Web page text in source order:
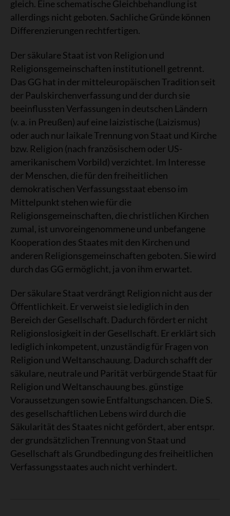
gleich. Eine schematische Gleichbehandlung ist
allerdings nicht geboten. Sachliche Gründe können
Differenzierungen rechtfertigen.
Der säkulare Staat ist von Religion und
Religionsgemeinschaften institutionell getrennt.
Das GG hat in der mitteleuropäischen Tradition seit
der Paulskirchenverfassung und der durch sie
beeinflussten Verfassungen in deutschen Ländern
(v. a. in Preußen) auf eine laizistische (Laizismus)
oder auch nur laikale Trennung von Staat und Kirche
bzw. Religion (nach französischem oder US-
amerikanischem Vorbild) verzichtet. Im Interesse
der Menschen, die für den freiheitlichen
demokratischen Verfassungsstaat ebenso im
Mittelpunkt stehen wie für die
Religionsgemeinschaften, die christlichen Kirchen
zumal, ist unvoreingenommene und unbefangene
Kooperation des Staates mit den Kirchen und
anderen Religionsgemeinschaften geboten. Sie wird
durch das GG ermöglicht, ja von ihm erwartet.
Der säkulare Staat verdrängt Religion nicht aus der
Öffentlichkeit. Er verweist sie lediglich in den
Bereich der Gesellschaft. Dadurch fördert er nicht
Religionslosigkeit in der Gesellschaft. Er erklärt sich
lediglich inkompetent, unzuständig für Fragen von
Religion und Weltanschauung. Dadurch schafft der
säkulare, neutrale und Parität verbürgende Staat für
Religion und Weltanschauung bes. günstige
Voraussetzungen sowie Entfaltungschancen. Die S.
des gesellschaftlichen Lebens wird durch die
Säkularität des Staates nicht gefördert, aber entspr.
der grundsätzlichen Trennung von Staat und
Gesellschaft als Grundbedingung des freiheitlichen
Verfassungsstaates auch nicht verhindert.